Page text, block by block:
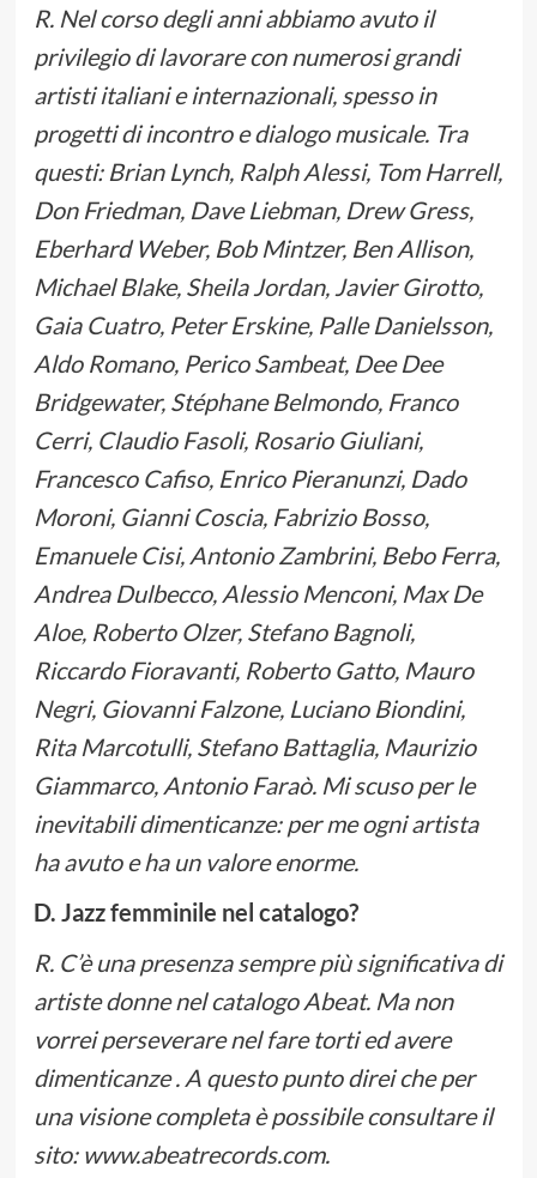
R. Nel corso degli anni abbiamo avuto il
privilegio di lavorare con numerosi grandi
artisti italiani e internazionali, spesso in
progetti di incontro e dialogo musicale. Tra
questi: Brian Lynch, Ralph Alessi, Tom Harrell,
Don Friedman, Dave Liebman, Drew Gress,
Eberhard Weber, Bob Mintzer, Ben Allison,
Michael Blake, Sheila Jordan, Javier Girotto,
Gaia Cuatro, Peter Erskine, Palle Danielsson,
Aldo Romano, Perico Sambeat, Dee Dee
Bridgewater, Stéphane Belmondo, Franco
Cerri, Claudio Fasoli, Rosario Giuliani,
Francesco Cafiso, Enrico Pieranunzi, Dado
Moroni, Gianni Coscia, Fabrizio Bosso,
Emanuele Cisi, Antonio Zambrini, Bebo Ferra,
Andrea Dulbecco, Alessio Menconi, Max De
Aloe, Roberto Olzer, Stefano Bagnoli,
Riccardo Fioravanti, Roberto Gatto, Mauro
Negri, Giovanni Falzone, Luciano Biondini,
Rita Marcotulli, Stefano Battaglia, Maurizio
Giammarco, Antonio Faraò. Mi scuso per le
inevitabili dimenticanze: per me ogni artista
ha avuto e ha un valore enorme.
D. Jazz femminile nel catalogo?
R. C’è una presenza sempre più significativa di
artiste donne nel catalogo Abeat. Ma non
vorrei perseverare nel fare torti ed avere
dimenticanze . A questo punto direi che per
una visione completa è possibile consultare il
sito: www.abeatrecords.com.